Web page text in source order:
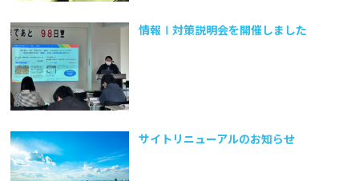
情報Ⅰ対策説明会を開催しました
サイトリニューアルのお知らせ